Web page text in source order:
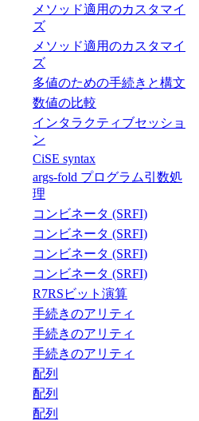
メソッド適用のカスタマイ
ズ
メソッド適用のカスタマイ
ズ
多値のための手続きと構文
数値の比較
インタラクティブセッショ
ン
CiSE syntax
args-fold プログラム引数処
理
コンビネータ (SRFI)
コンビネータ (SRFI)
コンビネータ (SRFI)
コンビネータ (SRFI)
R7RSビット演算
手続きのアリティ
手続きのアリティ
手続きのアリティ
配列
配列
配列